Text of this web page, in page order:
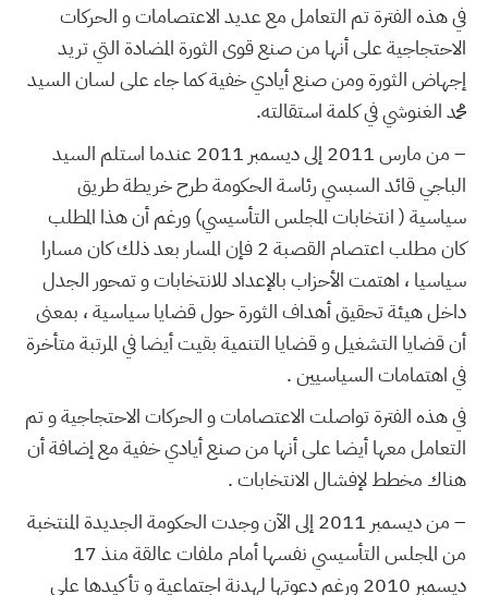
في هذه الفترة تم التعامل مع عديد الاعتصامات و الحركات
الاحتجاجية على أنها من صنع قوى الثورة المضادة التي تريد
إجهاض الثورة ومن صنع أيادي خفية كما جاء على لسان السيد
محمد الغنوشي في كلمة استقالته.
– من مارس 2011 إلى ديسمبر 2011 عندما استلم السيد
الباجي قائد السبسي رئاسة الحكومة طرح خريطة طريق
سياسية ( انتخابات المجلس التأسيسي) ورغم أن هذا المطلب
كان مطلب اعتصام القصبة 2 فإن المسار بعد ذلك كان مسارا
سياسيا ، اهتمت الأحزاب بالإعداد للانتخابات و تمحور الجدل
داخل هيئة تحقيق أهداف الثورة حول قضايا سياسية ، بمعنى
أن قضايا التشغيل و قضايا التنمية بقيت أيضا في المرتبة متأخرة
في اهتمامات السياسيين .
في هذه الفترة تواصلت الاعتصامات و الحركات الاحتجاجية و تم
التعامل معها أيضا على أنها من صنع أيادي خفية مع إضافة أن
هناك مخطط لإفشال الانتخابات .
– من ديسمبر 2011 إلى الآن وجدت الحكومة الجديدة المنتخبة
من المجلس التأسيسي نفسها أمام ملفات عالقة منذ 17
ديسمبر 2010 ورغم دعوتها لهدنة اجتماعية و تأكيدها على